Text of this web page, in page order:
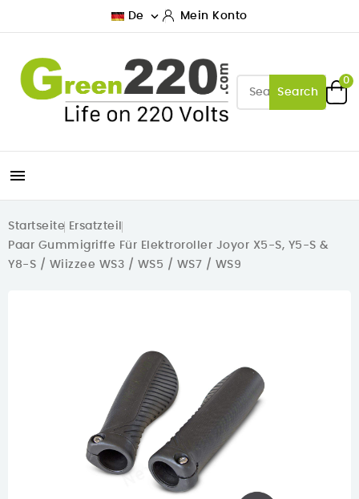
De  Mein Konto
Search
0

Startseite Ersatzteil
Paar Gummigriffe Für Elektroroller Joyor X5-S, Y5-S &
Y8-S / Wiizzee WS3 / WS5 / WS7 / WS9